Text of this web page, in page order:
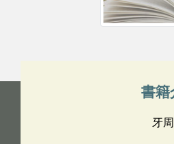
書籍
牙